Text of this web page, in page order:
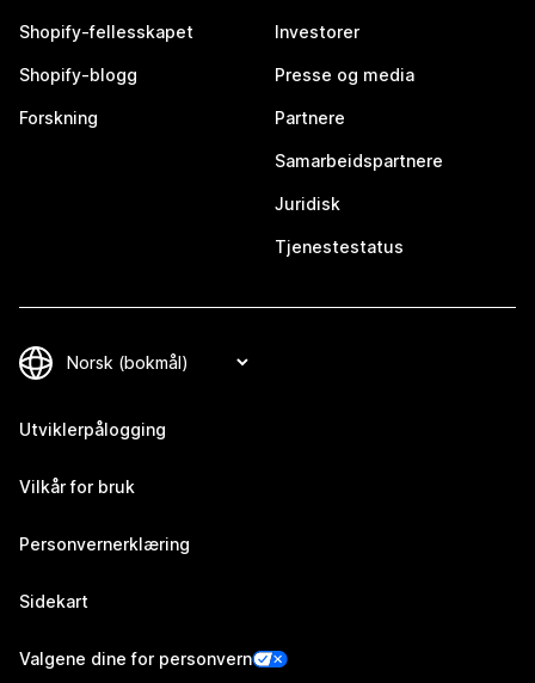
Shopify-fellesskapet
Shopify-blogg
Forskning
Investorer
Presse og media
Partnere
Samarbeidspartnere
Juridisk
Tjenestestatus
Utviklerpålogging
Vilkår for bruk
Personvernerklæring
Sidekart
Valgene dine for personvern